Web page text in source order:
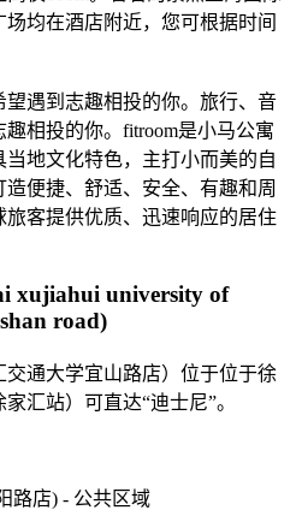
均在酒店附近，您可根据时间
遇到志趣相投的你。旅行、音
相投的你。fitroom是小马公寓
地文化特色，主打小而美的自
便捷、舒适、安全、有趣和周
旅客提供优质、迅速响应的居住
xujiahui university of
road)
通大学宜山路店）位于位于徐
汇站）可直达“迪士尼”。
路店) - 公共区域